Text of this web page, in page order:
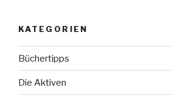
KATEGORIEN
Büchertipps
Die Aktiven